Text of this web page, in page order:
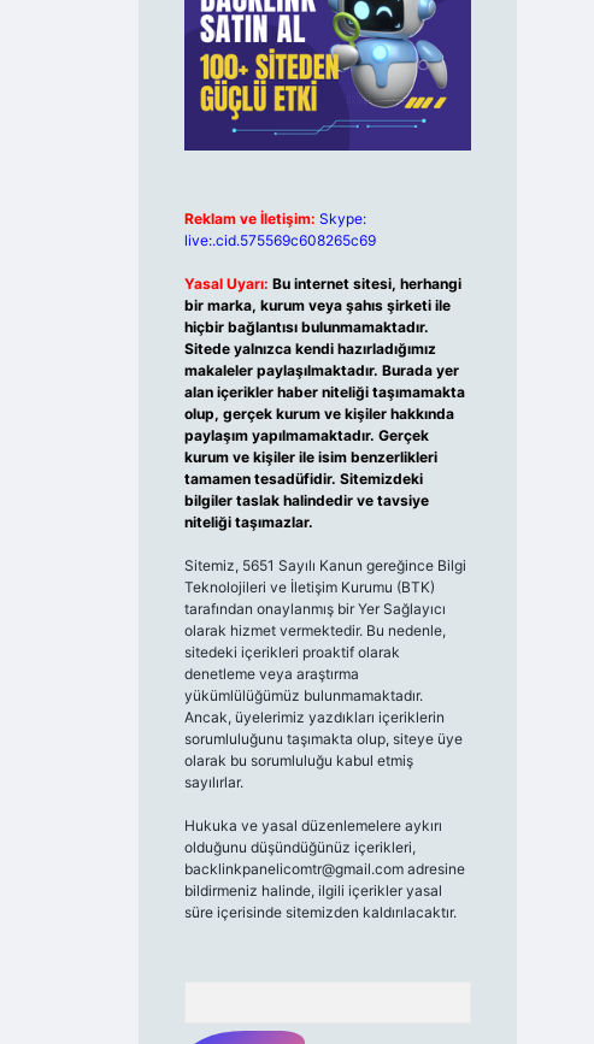
Reklam ve İletişim: Skype:
live:.cid.575569c608265c69
Yasal Uyarı: Bu internet sitesi, herhangi
bir marka, kurum veya şahıs şirketi ile
hiçbir bağlantısı bulunmamaktadır.
Sitede yalnızca kendi hazırladığımız
makaleler paylaşılmaktadır. Burada yer
alan içerikler haber niteliği taşımamakta
olup, gerçek kurum ve kişiler hakkında
paylaşım yapılmamaktadır. Gerçek
kurum ve kişiler ile isim benzerlikleri
tamamen tesadüfidir. Sitemizdeki
bilgiler taslak halindedir ve tavsiye
niteliği taşımazlar.
Sitemiz, 5651 Sayılı Kanun gereğince Bilgi
Teknolojileri ve İletişim Kurumu (BTK)
tarafından onaylanmış bir Yer Sağlayıcı
olarak hizmet vermektedir. Bu nedenle,
sitedeki içerikleri proaktif olarak
denetleme veya araştırma
yükümlülüğümüz bulunmamaktadır.
Ancak, üyelerimiz yazdıkları içeriklerin
sorumluluğunu taşımakta olup, siteye üye
olarak bu sorumluluğu kabul etmiş
sayılırlar.
Hukuka ve yasal düzenlemelere aykırı
olduğunu düşündüğünüz içerikleri,
backlinkpanelicomtr@gmail.comadresine
bildirmeniz halinde, ilgili içerikler yasal
süre içerisinde sitemizden kaldırılacaktır.